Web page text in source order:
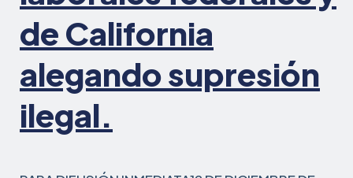
de California
alegando supresión
ilegal.